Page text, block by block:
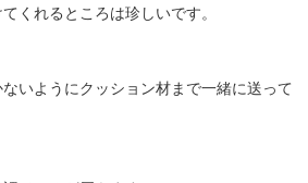
くれるところは珍しいです。
いようにクッション材まで一緒に送って